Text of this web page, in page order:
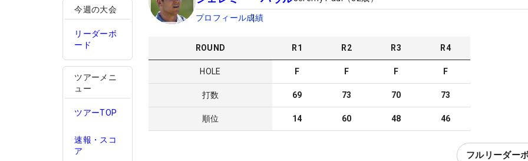
今週の大会
リーダーボ
ード
ツアーメニ
ュー
ツアーTOP
速報・スコ
ア
プロフィール成績
ROUND R1 R2 R3 R4
HOLE F F F F
打数 69 73 70 73
順位 14 60 48 46
フルリーダー